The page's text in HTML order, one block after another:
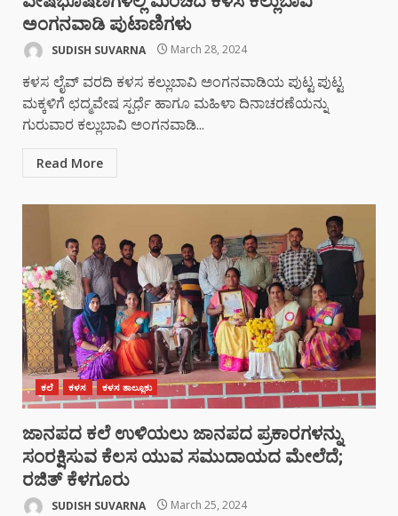
ಅಂಗನವಾಡಿ ಪುಟಾಣಿಗಳು
SUDISH SUVARNA March 28, 2024
ಕಳಸ ಲೈವ್ ವರದಿ ಕಳಸ ಕಲ್ಲುಬಾವಿ ಅಂಗನವಾಡಿಯ ಪುಟ್ಟ ಪುಟ್ಟ
ಮಕ್ಕಳಿಗೆ ಛದ್ಮವೇಷ ಸ್ಪರ್ಧೆ ಹಾಗೂ ಮಹಿಳಾ ದಿನಾಚರಣೆಯನ್ನು
ಗುರುವಾರ ಕಲ್ಲುಬಾವಿ ಅಂಗನವಾಡಿ...
Read More
ಕಲೆ ಕಳಸ ಕಳಸ ತಾಲ್ಲೂಕು
ಜಾನಪದ ಕಲೆ ಉಳಿಯಲು ಜಾನಪದ ಪ್ರಕಾರಗಳನ್ನು
ಸಂರಕ್ಷಿಸುವ ಕೆಲಸ ಯುವ ಸಮುದಾಯದ ಮೇಲೆದೆ;
ರಜಿತ್ ಕೆಳಗೂರು
SUDISH SUVARNA March 25, 2024